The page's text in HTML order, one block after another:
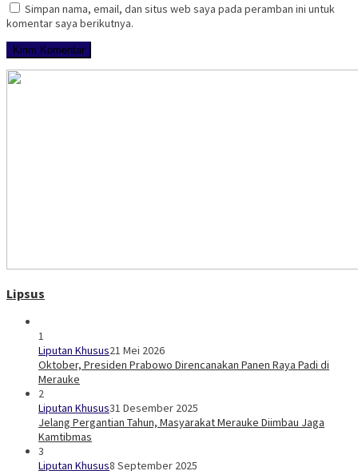
Simpan nama, email, dan situs web saya pada peramban ini untuk
komentar saya berikutnya.
Lipsus
1
Liputan Khusus21 Mei 2026
Oktober, Presiden Prabowo Direncanakan Panen Raya Padi di
Merauke
2
Liputan Khusus31 Desember 2025
Jelang Pergantian Tahun, Masyarakat Merauke Diimbau Jaga
Kamtibmas
3
Liputan Khusus8 September 2025